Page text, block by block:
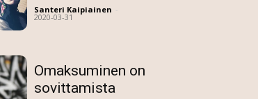
Santeri Kaipiainen -
2020-03-31
Omaksuminen on
sovittamista